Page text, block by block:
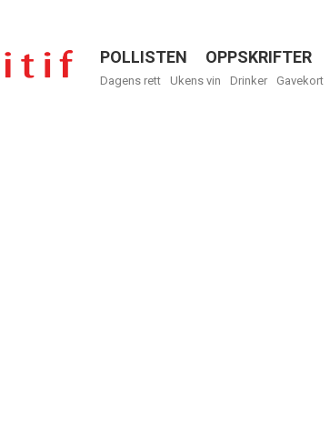
Menu
POLLISTEN OPPSKRIFTER
Dagens rett Ukens vin Drinker Gavekort